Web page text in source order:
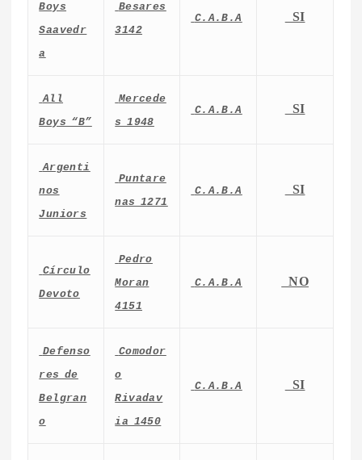
Boys
Saavedr
a
Besares
3142
C.A.B.A SI
All
Boys “B”
Mercede
s 1948
C.A.B.A SI
Argenti
nos
Juniors
Puntare
nas 1271
C.A.B.A SI
Círculo
Devoto
Pedro
Moran
4151
C.A.B.A NO
Defenso
res de
Belgran
o
Comodor
o
Rivadav
ia 1450
C.A.B.A SI